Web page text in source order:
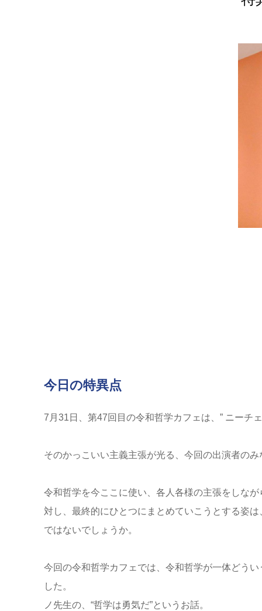
今日の特異点
7月31日、第47回目の令和哲学カフェは、” ニーチ
そのかっこいい主義主張が光る、今回の出演者の
令和哲学を今ここに使い、各人各様の主張をしな
対し、最終的にひとつにまとめていこうとする姿
ではないでしょうか。
今回の令和哲学カフェでは、令和哲学が一体どう
した。
ノ先生の、“哲学は勇気だ”というお話。